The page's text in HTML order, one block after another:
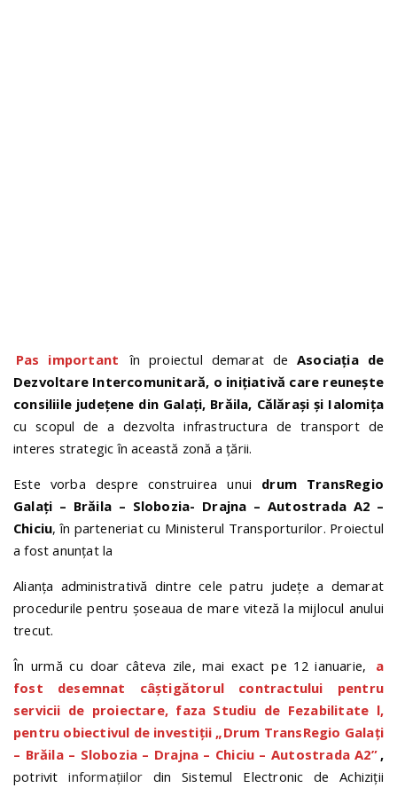
Pas important în proiectul demarat deAsociația de
Dezvoltare Intercomunitară, o inițiativă care reunește
consiliile județene din Galați, Brăila, Călărași și Ialomița
cu scopul de a dezvolta infrastructura de transport de
interes strategic în această zonă a ţării.
Este vorba despre construirea unui drum TransRegio
Galaţi – Brăila – Slobozia- Drajna – Autostrada A2 –
Chiciu, în parteneriat cu Ministerul Transporturilor. Proiectul
a fost anunțat la
Alianța administrativă dintre cele patru județe a demarat
procedurile pentru șoseaua de mare viteză la mijlocul anului
trecut.
În urmă cu doar câteva zile, mai exact pe 12 ianuarie,
a
fost desemnat câștigătorul contractului pentru
servicii de proiectare, faza Studiu de Fezabilitate l,
pentru obiectivul de investiții „Drum TransRegio Galați
– Brăila – Slobozia – Drajna – Chiciu – Autostrada A2” ,
potrivitinformațiilordin Sistemul Electronic de Achiziții